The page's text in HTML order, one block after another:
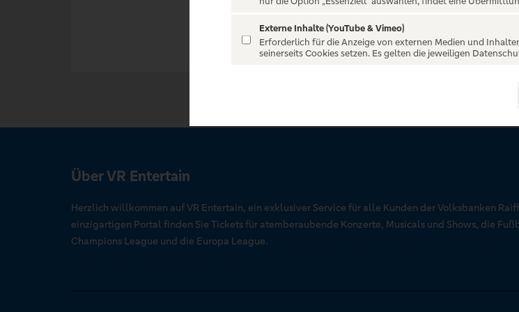
Über VR Entertain
Herzlich willkommen auf VR Entertain, ein exklusiver Service für alle Kunden der Volksbanken
einzigartigen Portal finden Sie Tickets für atemberaubende Konzerte, Musicals und Shows, die
Champions League und die Europa League.
Externe Inhalte (YouTube & Vimeo)
Erforderlich für die Anzeige von externen Medien und
seinerseits Cookies setzen. Es gelten die jeweiligen